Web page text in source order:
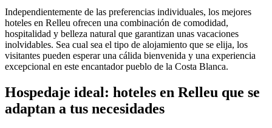
Independientemente de las preferencias individuales, los mejores
hoteles en Relleu ofrecen una combinación de comodidad,
hospitalidad y belleza natural que garantizan unas vacaciones
inolvidables. Sea cual sea el tipo de alojamiento que se elija, los
visitantes pueden esperar una cálida bienvenida y una experiencia
excepcional en este encantador pueblo de la Costa Blanca.
Hospedaje ideal: hoteles en Relleu que se
adaptan a tus necesidades